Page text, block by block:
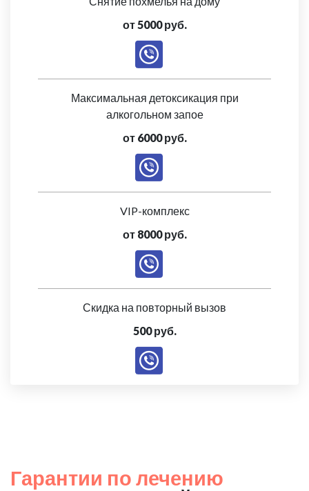
от 5000 руб.
Максимальная детоксикация при
алкогольном запое
от 6000 руб.
VIP-комплекс
от 8000 руб.
Скидка на повторный вызов
500 руб.
Гарантии по лечению